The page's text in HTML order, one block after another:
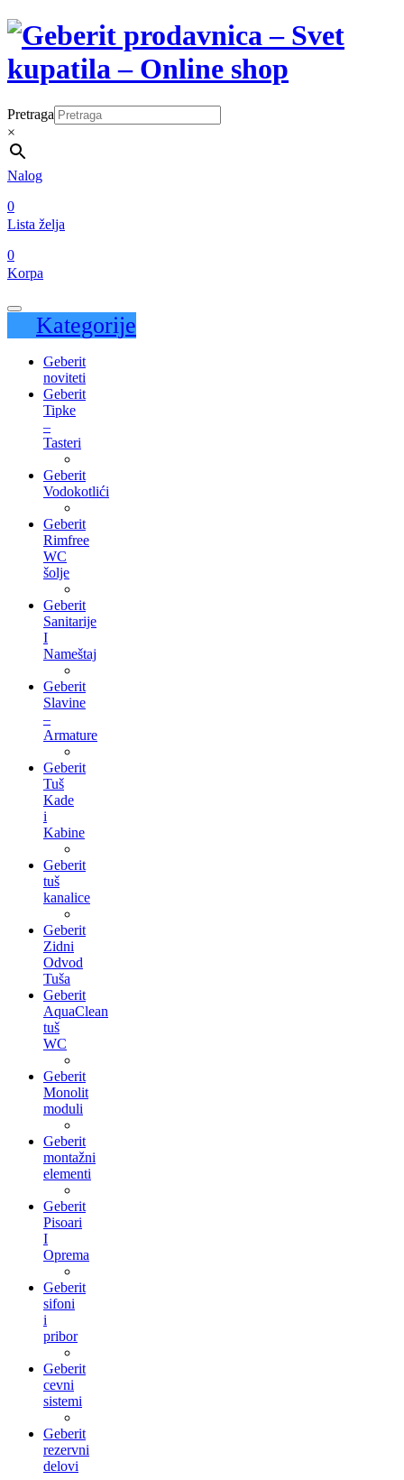
Pretraga
×
Nalog
0
Lista želja
0
Korpa
Kategorije
Geberit
noviteti
Geberit
Tipke
–
Tasteri
Geberit
Vodokotlići
Geberit
Rimfree
WC
šolje
Geberit
Sanitarije
I
Nameštaj
Geberit
Slavine
–
Armature
Geberit
Tuš
Kade
i
Kabine
Geberit
tuš
kanalice
Geberit
Zidni
Odvod
Tuša
Geberit
AquaClean
tuš
WC
Geberit
Monolit
moduli
Geberit
montažni
elementi
Geberit
Pisoari
I
Oprema
Geberit
sifoni
i
pribor
Geberit
cevni
sistemi
Geberit
rezervni
delovi